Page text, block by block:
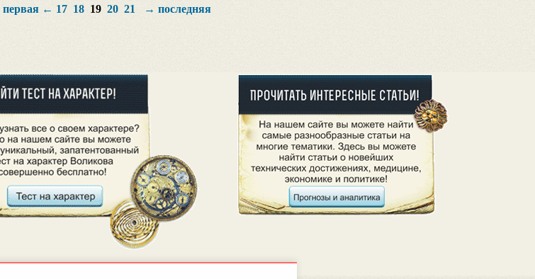
первая← 17 18 19 20 21 → последняя